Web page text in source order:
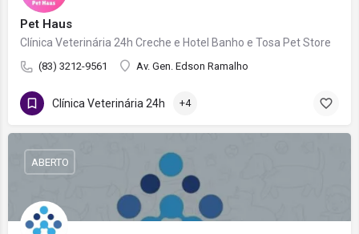
Pet Haus
Clínica Veterinária 24h Creche e Hotel Banho e Tosa Pet Store
(83) 3212-9561 Av. Gen. Edson Ramalho
Clínica Veterinária 24h +4
ABERTO